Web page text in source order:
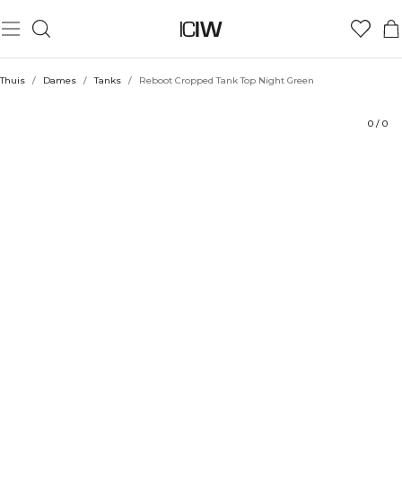
Thuis / Dames / Tanks / Reboot Cropped Tank Top Night Green
0 / 0